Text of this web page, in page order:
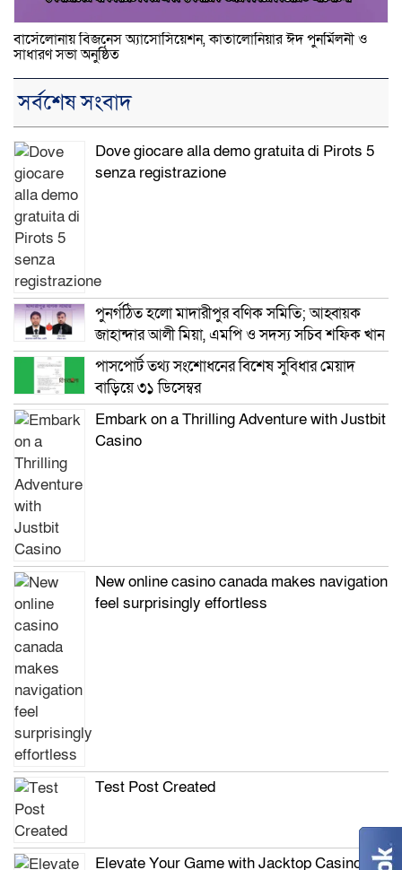
বার্সেলোনায় বিজনেস অ্যাসোসিয়েশন, কাতালোনিয়ার ঈদ পুনর্মিলনী ও
সাধারণ সভা অনুষ্ঠিত
সর্বশেষ সংবাদ
Dove giocare alla demo gratuita di Pirots 5
senza registrazione
পুনর্গঠিত হলো মাদারীপুর বণিক সমিতি; আহ্বায়ক
জাহান্দার আলী মিয়া, এমপি ও সদস্য সচিব শফিক খান
পাসপোর্ট তথ্য সংশোধনের বিশেষ সুবিধার মেয়াদ
বাড়িয়ে ৩১ ডিসেম্বর
Embark on a Thrilling Adventure with Justbit
Casino
New online casino canada makes navigation
feel surprisingly effortless
Test Post Created
Elevate Your Game with Jacktop Casino’s